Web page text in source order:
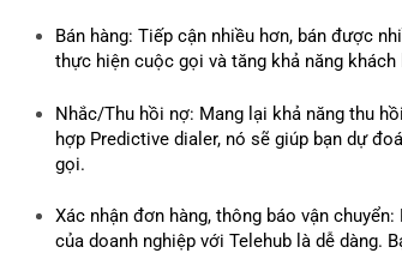
Bán hàng: Tiếp cận nhiều hơn, bán được
thực hiện cuộc gọi và tăng khả năng khách
Nhắc/Thu hồi nợ: Mang lại khả năng thu
hợp Predictive dialer, nó sẽ giúp bạn dự
gọi.
Xác nhận đơn hàng, thông báo vận
của doanh nghiệp với Telehub là dễ dàng.